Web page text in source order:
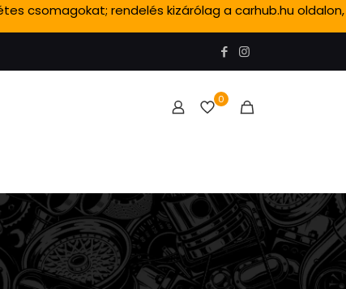
csomagokat; rendelés kizárólag a carhub.hu oldalon,
0